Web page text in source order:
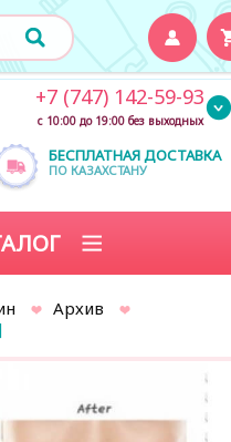
БЕСПЛАТНАЯ ДОСТАВКА
ПО КАЗАХСТАНУ
+7 (747) 142-59-93
с 10:00 до 19:00 без выходных
Архив